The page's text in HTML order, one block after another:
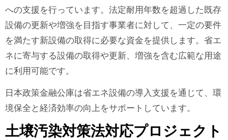
への支援を行っています。法定耐用年数を超過した既存
設備の更新や増強を目指す事業者に対して、一定の要件
を満たす新設備の取得に必要な資金を提供します。省エ
ネに寄与する設備の取得や更新、増強を含む広範な用途
に利用可能です。
日本政策金融公庫は省エネ設備の導入支援を通じて、環
境保全と経済効率の向上をサポートしています。
土壌汚染対策法対応プロジェクト